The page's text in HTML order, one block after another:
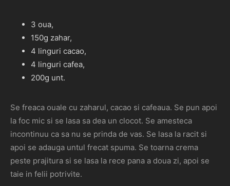
3 oua,
150g zahar,
4 linguri cacao,
4 linguri cafea,
200g unt.
Se freaca ouale cu zaharul, cacao si cafeaua. Se pun apoi
la foc mic si se lasa sa dea un clocot. Se amesteca
incontinuu ca sa nu se prinda de vas. Se lasa la racit si
apoi se adauga untul frecat spuma. Se toarna crema
peste prajitura si se lasa la rece pana a doua zi, apoi se
taie in felii potrivite.